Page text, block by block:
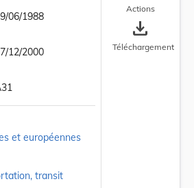
06/1988
12/2000
et européennes
transit
Actions
save_alt
Téléchargement